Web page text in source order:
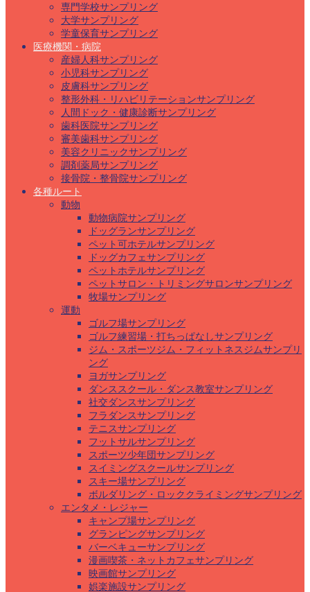
専門学校サンプリング
大学サンプリング
学童保育サンプリング
医療機関・病院
産婦人科サンプリング
小児科サンプリング
皮膚科サンプリング
整形外科・リハビリテーションサンプリング
人間ドック・健康診断サンプリング
歯科医院サンプリング
審美歯科サンプリング
美容クリニックサンプリング
調剤薬局サンプリング
接骨院・整骨院サンプリング
各種ルート
動物
動物病院サンプリング
ドッグランサンプリング
ペット可ホテルサンプリング
ドッグカフェサンプリング
ペットホテルサンプリング
ペットサロン・トリミングサロンサンプリング
牧場サンプリング
運動
ゴルフ場サンプリング
ゴルフ練習場・打ちっぱなしサンプリング
ジム・スポーツジム・フィットネスジムサンプリ
ング
ヨガサンプリング
ダンススクール・ダンス教室サンプリング
社交ダンスサンプリング
フラダンスサンプリング
テニスサンプリング
フットサルサンプリング
スポーツ少年団サンプリング
スイミングスクールサンプリング
スキー場サンプリング
ボルダリング・ロッククライミングサンプリング
エンタメ・レジャー
キャンプ場サンプリング
グランピングサンプリング
バーベキューサンプリング
漫画喫茶・ネットカフェサンプリング
映画館サンプリング
娯楽施設サンプリング